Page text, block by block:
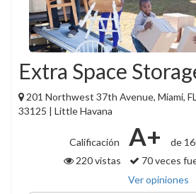
Extra Space
201 Northwest 37th Avenue, Miami, FL
33125 | Little Havana
Calificación A+
de
220 vistas
70 veces
Ver opiniones